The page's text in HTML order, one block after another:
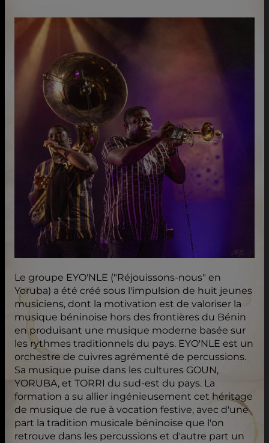
Le groupe EYO'NLE ("Réjouissons-nous" en
Yoruba) a été créé sous l'impulsion de huit jeunes
musiciens, dont la motivation est de valoriser la
musique béninoise hors des frontières du Bénin
en produisant une musique moderne basée sur
les rythmes traditionnels du pays. EYO'NLE est un
orchestre de cuivres agrémenté de percussions.
Sa musique puise dans les cultures GOUN,
YORUBA, et TORRI du sud-est du pays. La
formation a su allier ingénieusement cet héritage
de musique de rue à vocation festive, avec d'une
part la tradition musicale béninoise que l'on
retrouve dans les percussions et d'autre part un